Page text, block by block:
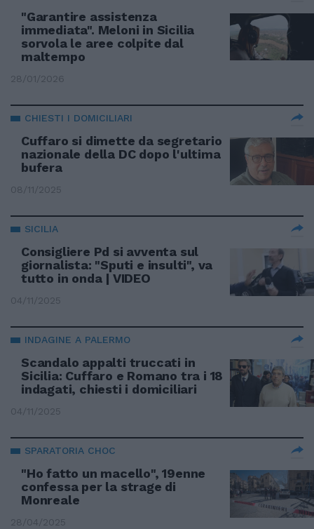
"Garantire assistenza
immediata". Meloni in Sicilia
sorvola le aree colpite dal
maltempo
28/01/2026
CHIESTI I DOMICILIARI
Cuffaro si dimette da segretario
nazionale della DC dopo l'ultima
bufera
08/11/2025
SICILIA
Consigliere Pd si avventa sul
giornalista: "Sputi e insulti", va
tutto in onda | VIDEO
04/11/2025
INDAGINE A PALERMO
Scandalo appalti truccati in
Sicilia: Cuffaro e Romano tra i 18
indagati, chiesti i domiciliari
04/11/2025
SPARATORIA CHOC
"Ho fatto un macello", 19enne
confessa per la strage di
Monreale
28/04/2025